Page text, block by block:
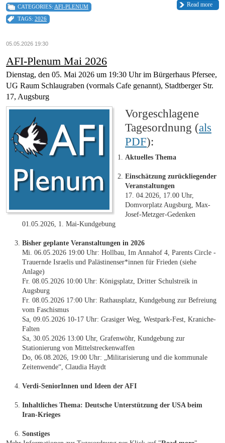
Read more
CATEGORIES: AFI-PLENUM
TAGS: 2026
05.05.2026 19:30
AFI-Plenum Mai 2026
Dienstag, den 05. Mai 2026 um 19:30 Uhr im Bürgerhaus Pfersee,
UG Raum Schlaugraben (vormals Cafe genannt), Stadtberger Str.
17, Augsburg
Vorgeschlagene
Tagesordnung (als
PDF):
Aktuelles Thema
Einschätzung zurückliegender
Veranstaltungen
17. 04.2026, 17.00 Uhr,
Domvorplatz Augsburg, Max-
Josef-Metzger-Gedenken
01.05.2026, 1. Mai-Kundgebung
Bisher geplante Veranstaltungen in 2026
Mi. 06.05.2026 19:00 Uhr: Hollbau, Im Annahof 4, Parents Circle -
Trauernde Israelis und Palästinenser*innen für Frieden (siehe
Anlage)
Fr. 08.05.2026 10:00 Uhr: Königsplatz, Dritter Schulstreik in
Augsburg
Fr. 08.05.2026 17:00 Uhr: Rathausplatz, Kundgebung zur Befreiung
vom Faschismus
Sa, 09.05.2026 10-17 Uhr: Grasiger Weg, Westpark-Fest, Kraniche-
Falten
Sa, 30.05.2026 13:00 Uhr, Grafenwöhr, Kundgebung zur
Stationierung von Mittelstreckenwaffen
Do, 06.08.2026, 19:00 Uhr: „Militarisierung und die kommunale
Zeitenwende“, Claudia Haydt
Verdi-SeniorInnen und Ideen der AFI
Inhaltliches Thema: Deutsche Unterstützung der USA beim
Iran-Krieges
Sonstiges